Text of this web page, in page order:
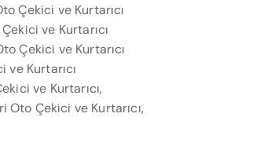
Çekici ve Kurtarıcı
ve Kurtarıcı
Çekici ve Kurtarıcı
ve Kurtarıcı
ve Kurtarıcı,
Oto Çekici ve Kurtarıcı,